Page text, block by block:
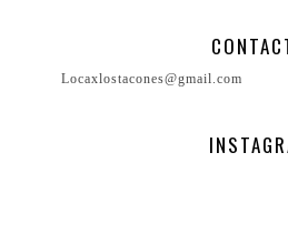
Locaxlostacones@gmail.com